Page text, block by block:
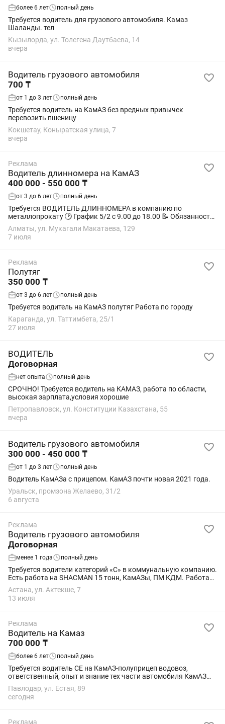
более 6 лет полный день
Требуется водитель для грузового автомобиля. Камаз
Шаланды. тел
Кызылорда, ул. Толегена Даутбаева, 14
вчера
Водитель грузового автомобиля
700 ₸
от 1 до 3 лет полный день
Требуется водитель на КамАЗ без вредных привычек
перевозить пшеницу
Кокшетау, Коныратская улица, 7
вчера
Реклама
Водитель длинномера на КамАЗ
400 000 - 550 000 ₸
от 3 до 6 лет полный день
Требуется ВОДИТЕЛЬ ДЛИННОМЕРА в компанию по
металлопрокату 🕑 График 5/2 с 9.00 до 18.00 📝 Обязанности:
🔸 Доставлять товар (металлопрокат) по месту назначения; 🔸
Обеспечивать своевременную...
Алматы, ул. Мукагали Макатаева, 129
7 июля
Реклама
Полутяг
350 000 ₸
от 3 до 6 лет полный день
Требуется водитель на КамАЗ полутяг Работа по городу
Караганда, ул. Таттимбета, 25/1
27 июля
ВОДИТЕЛЬ
Договорная
нет опыта полный день
СРОЧНО! Требуется водитель на КАМАЗ, работа по области,
высокая зарплата,условия хорошие
Петропавловск, ул. Конституции Казахстана, 55
вчера
Водитель грузового автомобиля
300 000 - 450 000 ₸
от 1 до 3 лет полный день
Водитель КамАЗа с прицепом. КамАЗ почти новая 2021 года.
Уральск, промзона Желаево, 31/2
6 августа
Реклама
Водитель грузового автомобиля
Договорная
менее 1 года полный день
Требуется водители категорий «С» в коммунальную компанию.
Есть работа на SHACMAN 15 тонн, КамАЗы, ПМ КДМ. Работа
круглый год, в черте города. Трудоустройство официально.
Зарплата оплачивается...
Астана, ул. Актекше, 7
13 июля
Реклама
Водитель на Камаз
700 000 ₸
более 6 лет полный день
Требуется водитель СЕ на КамАЗ-полуприцеп водовоз,
ответственный, опыт и знание тех части автомобиля КамАЗ
обязательно. Зарплата 700.000 на руки (своевременно), плюс
питание, проживание. Работа в...
Павлодар, ул. Естая, 89
сегодня
Реклама